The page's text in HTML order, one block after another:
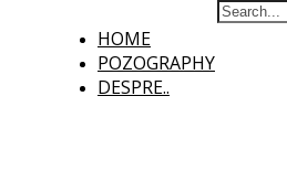
HOME
POZOGRAPHY
DESPRE..